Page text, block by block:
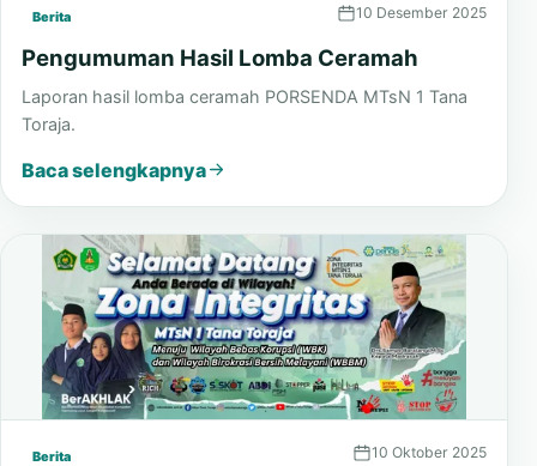
Berita 10 Desember 2025
Pengumuman Hasil Lomba Ceramah
Laporan hasil lomba ceramah PORSENDA MTsN 1 Tana
Toraja.
Baca selengkapnya
Berita 10 Oktober 2025